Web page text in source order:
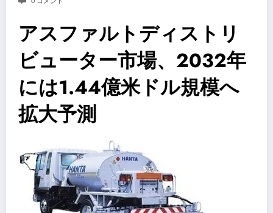
アスファルトディストリ
ビューター市場、2032年
には1.44億米ドル規模へ
拡大予測